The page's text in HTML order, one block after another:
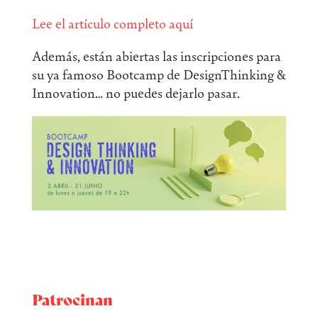
Lee el artículo completo aquí
Además, están abiertas las inscripciones para
su ya famoso Bootcamp de DesignThinking &
Innovation… no puedes dejarlo pasar.
Patrocinan